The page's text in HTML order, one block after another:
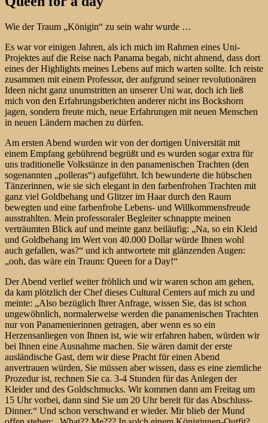
Wie der Traum „Königin“ zu sein wahr wurde …
Es war vor einigen Jahren, als ich mich im Rahmen eines Uni-
Projektes auf die Reise nach Panama begab, nicht ahnend, dass dort
eines der Highlights meines Lebens auf mich warten sollte. Ich reiste
zusammen mit einem Professor, der aufgrund seiner revolutionären
Ideen nicht ganz unumstritten an unserer Uni war, doch ich ließ
mich von den Erfahrungsberichten anderer nicht ins Bockshorn
jagen, sondern freute mich, neue Erfahrungen mit neuen Menschen
in neuen Ländern machen zu dürfen.
Am ersten Abend wurden wir von der dortigen Universität mit
einem Empfang gebührend begrüßt und es wurden sogar extra für
uns traditionelle Volkstänze in den panamenischen Trachten (den
sogenannten „polleras“) aufgeführt. Ich bewunderte die hübschen
Tänzerinnen, wie sie sich elegant in den farbenfrohen Trachten mit
ganz viel Goldbehang und Glitzer im Haar durch den Raum
bewegten und eine farbenfrohe Lebens- und Willkommensfreude
ausstrahlten. Mein professoraler Begleiter schnappte meinen
verträumten Blick auf und meinte ganz beiläufig: „Na, so ein Kleid
und Goldbehang im Wert von 40.000 Dollar würde Ihnen wohl
auch gefallen, was?“ und ich antwortete mit glänzenden Augen:
„ooh, das wäre ein Traum: Queen for a Day!“
Der Abend verlief weiter fröhlich und wir waren schon am gehen,
da kam plötzlich der Chef dieses Cultural Centers auf mich zu und
meinte: „Also bezüglich Ihrer Anfrage, wissen Sie, das ist schon
ungewöhnlich, normalerweise werden die panamenischen Trachten
nur von Panamenierinnen getragen, aber wenn es so ein
Herzensanliegen von Ihnen ist, wie wir erfahren haben, würden wir
bei Ihnen eine Ausnahme machen. Sie wären damit der erste
ausländische Gast, dem wir diese Pracht für einen Abend
anvertrauen würden, Sie müssen aber wissen, dass es eine ziemliche
Prozedur ist, rechnen Sie ca. 3-4 Stunden für das Anlegen der
Kleider und des Goldschmucks. Wir kommen dann am Freitag um
15 Uhr vorbei, dann sind Sie um 20 Uhr bereit für das Abschluss-
Dinner.“ Und schon verschwand er wieder. Mir blieb der Mund